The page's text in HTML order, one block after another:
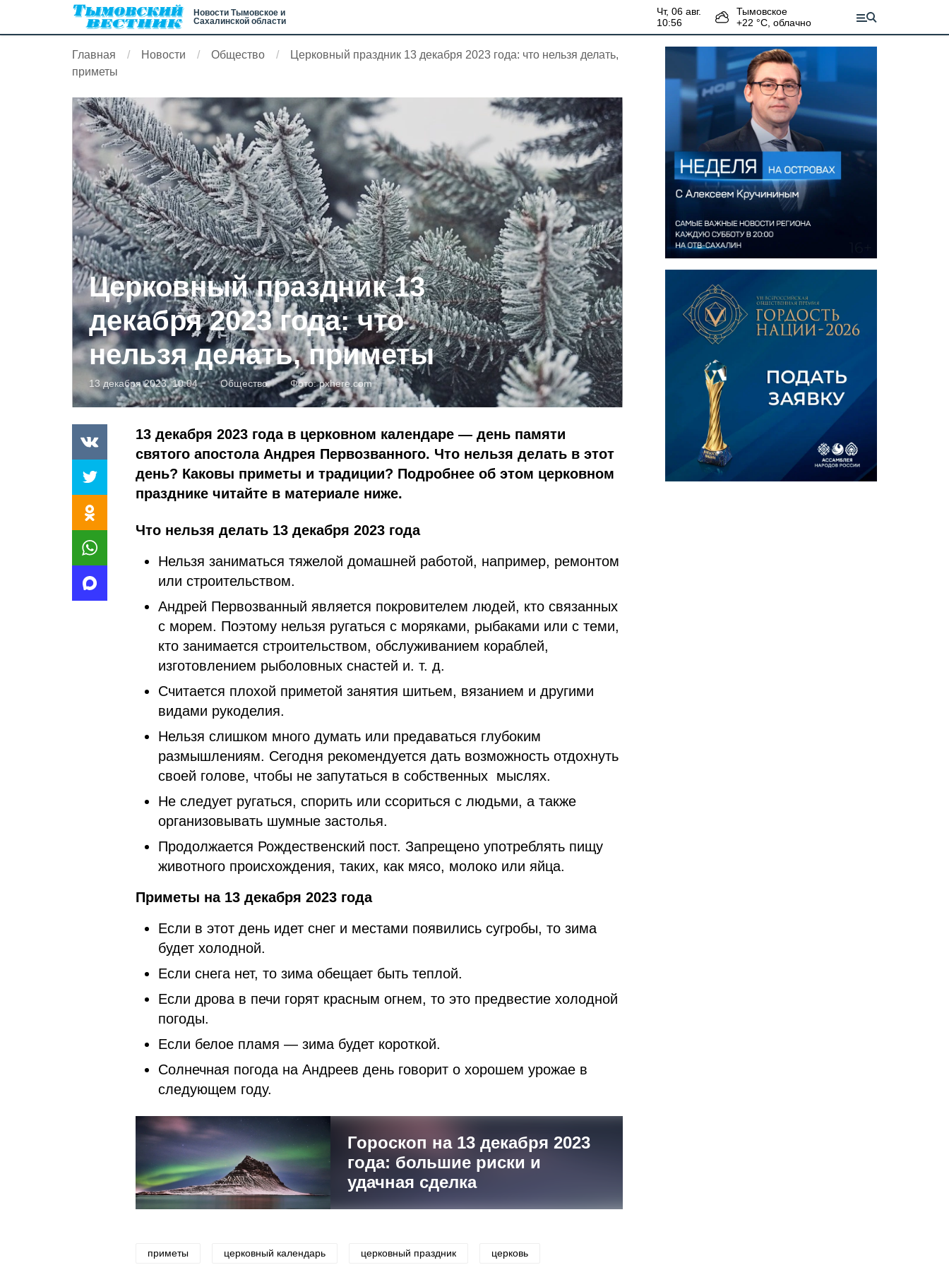
Новости Тымовское и
Сахалинской области
чт, 06 авг.
10:56
Тымовское
+22 °С, облачно
Главная Новости Общество
Церковный праздник 13 декабря 2023 года: что нельзя делать,
приметы
Церковный праздник 13
декабря 2023 года: что
нельзя делать, приметы
13 декабря 2023, 10:04 Общество Фото:pxhere.com
13 декабря 2023 года в церковном календаре — день памяти
святого апостола Андрея Первозванного. Что нельзя делать в этот
день? Каковы приметы и традиции? Подробнее об этом церковном
празднике читайте в материале ниже.
Что нельзя делать 13 декабря 2023 года
Нельзя заниматься тяжелой домашней работой, например, ремонтом
или строительством.
Андрей Первозванный является покровителем людей, кто связанных
с морем. Поэтому нельзя ругаться с моряками, рыбаками или с теми,
кто занимается строительством, обслуживанием кораблей,
изготовлением рыболовных снастей и. т. д.
Считается плохой приметой занятия шитьем, вязанием и другими
видами рукоделия.
Нельзя слишком много думать или предаваться глубоким
размышлениям. Сегодня рекомендуется дать возможность отдохнуть
своей голове, чтобы не запутаться в собственных мыслях.
Не следует ругаться, спорить или ссориться с людьми, а также
организовывать шумные застолья.
Продолжается Рождественский пост. Запрещено употреблять пищу
животного происхождения, таких, как мясо, молоко или яйца.
Приметы на 13 декабря 2023 года
Если в этот день идет снег и местами появились сугробы, то зима
будет холодной.
Если снега нет, то зима обещает быть теплой.
Если дрова в печи горят красным огнем, то это предвестие холодной
погоды.
Если белое пламя — зима будет короткой.
Солнечная погода на Андреев день говорит о хорошем урожае в
следующем году.
Гороскоп на 13 декабря 2023
года: большие риски и
удачная сделка
приметы церковный календарь церковный праздник церковь